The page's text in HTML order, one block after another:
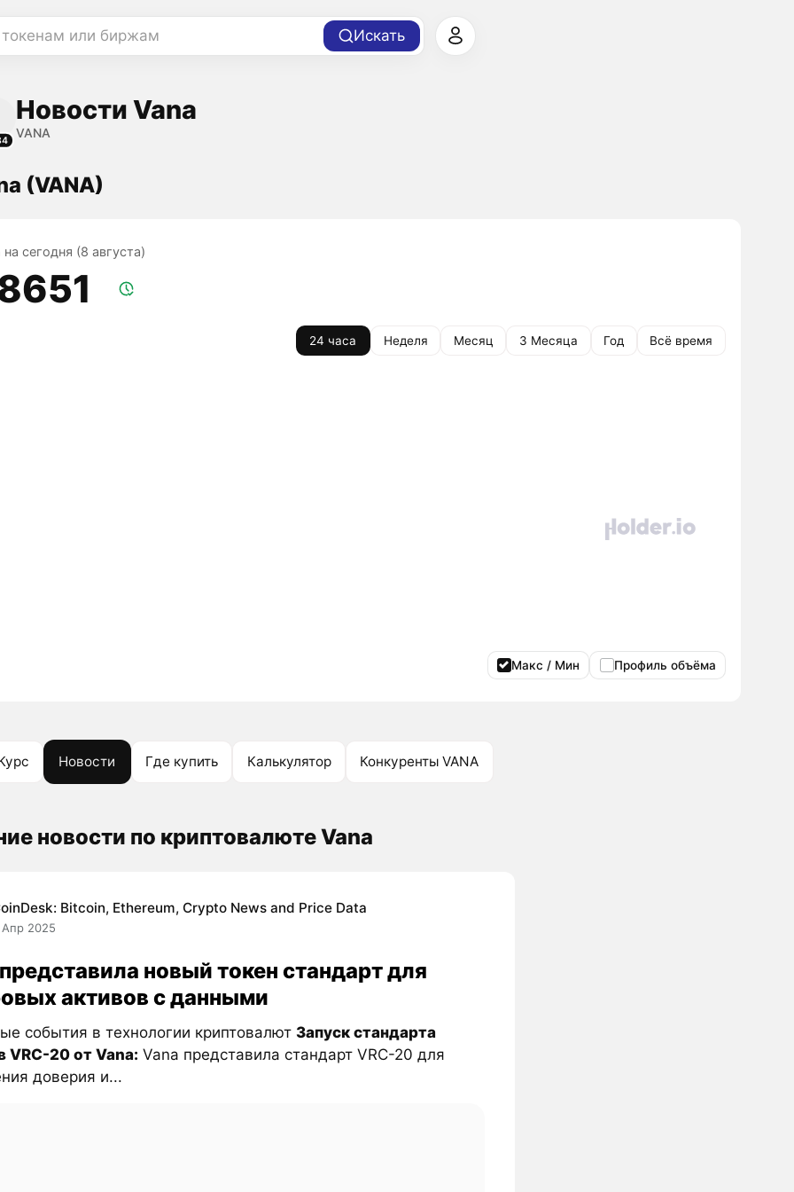
или биржам Искать
Новости Vana
VANA
(VANA)
сегодня (8 августа)
24 часа Неделя Месяц 3 Месяца Год Всё время
Макс / Мин Профиль объёма
Новости Где купить Калькулятор Конкуренты VANA
новости по криптовалюте Vana
Bitcoin, Ethereum, Crypto News and Price Data
2025
новый токен стандарт для
активов с данными
события в технологии криптовалют Запуск стандарта
VRC-20 от Vana: Vana представила стандарт VRC-20 для
доверия и...